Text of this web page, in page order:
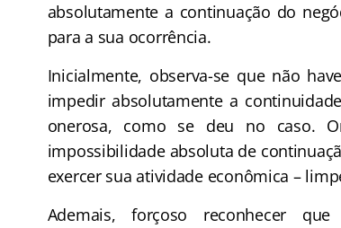
absolutamente a continuação do
para a sua ocorrência.
Inicialmente, observa-se que não
impedir absolutamente a
onerosa, como se deu no caso.
impossibilidade absoluta de
exercer sua atividade econômica –
Ademais, forçoso reconhecer